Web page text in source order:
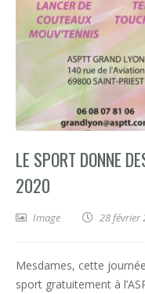
LE SPORT DONNE
2020
Image 28 février
Mesdames, cette
sport gratuitement à